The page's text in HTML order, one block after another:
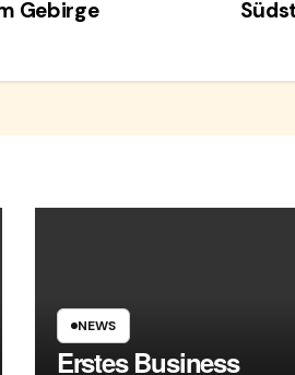
Gebirge
NEWS
Erstes Business